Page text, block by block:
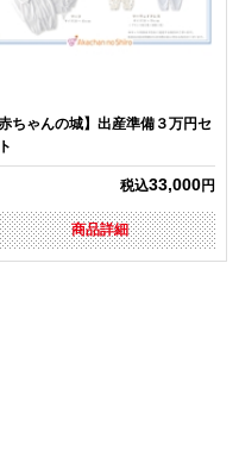
赤ちゃんの城】出産準備３万円セ
税込33,000円
商品詳細